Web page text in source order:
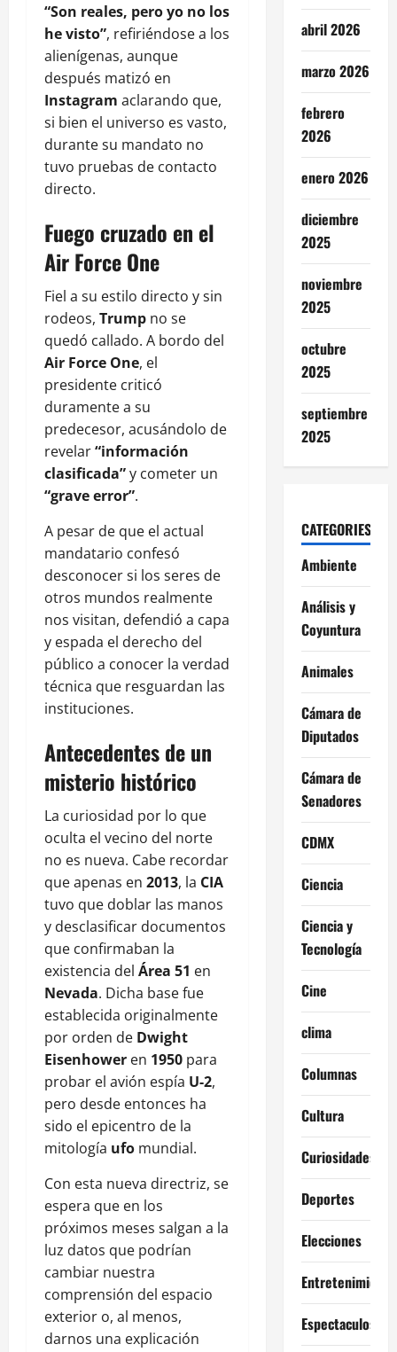
“Son reales, pero yo no los
he visto”, refiriéndose a los
alienígenas, aunque
después matizó en
Instagram aclarando que,
si bien el universo es vasto,
durante su mandato no
tuvo pruebas de contacto
directo.
Fuego cruzado en el
Air Force One
Fiel a su estilo directo y sin
rodeos, Trump no se
quedó callado. A bordo del
Air Force One, el
presidente criticó
duramente a su
predecesor, acusándolo de
revelar“información
clasificada”y cometer un
“grave error”.
A pesar de que el actual
mandatario confesó
desconocer si los seres de
otros mundos realmente
nos visitan, defendió a capa
y espada el derecho del
público a conocer la verdad
técnica que resguardan las
instituciones.
Antecedentes de un
misterio histórico
La curiosidad por lo que
oculta el vecino del norte
no es nueva. Cabe recordar
que apenas en 2013, la CIA
tuvo que doblar las manos
y desclasificar documentos
que confirmaban la
existencia del Área 51 en
Nevada. Dicha base fue
establecida originalmente
por orden de Dwight
Eisenhower en 1950 para
probar el avión espía U-2,
pero desde entonces ha
sido el epicentro de la
mitología ufo mundial.
Con esta nueva directriz, se
espera que en los
próximos meses salgan a la
luz datos que podrían
cambiar nuestra
comprensión del espacio
exterior o, al menos,
darnos una explicación
abril 2026
marzo 2026
febrero
2026
enero 2026
diciembre
2025
noviembre
2025
octubre
2025
septiembre
2025
CATEGORIES
Ambiente
Análisis y
Coyuntura
Animales
Cámara de
Diputados
Cámara de
Senadores
CDMX
Ciencia
Ciencia y
Tecnología
Cine
clima
Columnas
Cultura
Curiosidades
Deportes
Elecciones
Entretenimiento
Espectaculos